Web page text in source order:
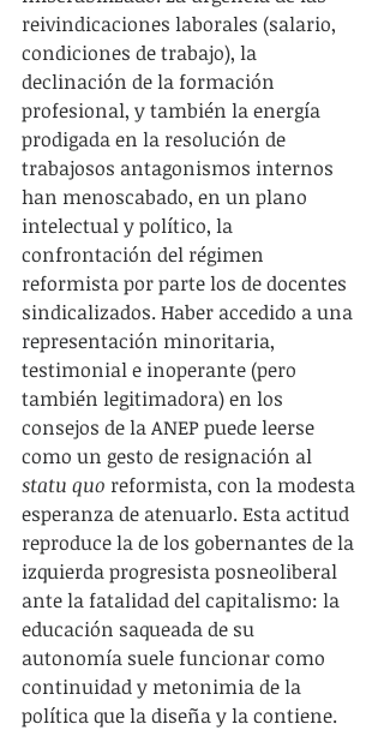
reivindicaciones laborales (salario,
condiciones de trabajo), la
declinación de la formación
profesional, y también la energía
prodigada en la resolución de
trabajosos antagonismos internos
han menoscabado, en un plano
intelectual y político, la
confrontación del régimen
reformista por parte los de docentes
sindicalizados. Haber accedido a una
representación minoritaria,
testimonial e inoperante (pero
también legitimadora) en los
consejos de la ANEP puede leerse
como un gesto de resignación al
statu quo reformista, con la modesta
esperanza de atenuarlo. Esta actitud
reproduce la de los gobernantes de la
izquierda progresista posneoliberal
ante la fatalidad del capitalismo: la
educación saqueada de su
autonomía suele funcionar como
continuidad y metonimia de la
política que la diseña y la contiene.